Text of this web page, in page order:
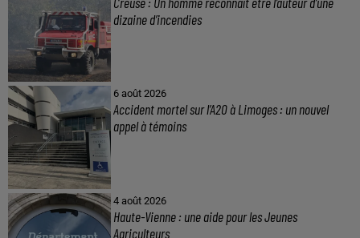
dizaine d’incendies
6 août 2026
Accident mortel sur l’A20 à Limoges : un nouvel
appel à témoins
4 août 2026
Haute-Vienne : une aide pour les Jeunes
Agriculteurs